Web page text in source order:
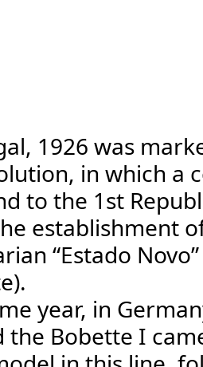
1926 was
in which a
to the 1st
establishment
“Estado
year, in
the Bobette I